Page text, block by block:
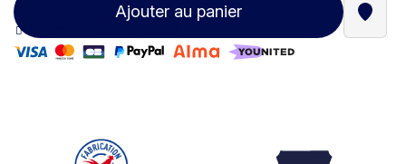
Ajouter au panier